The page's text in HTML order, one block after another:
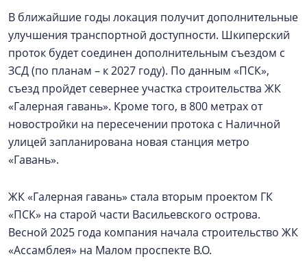
В ближайшие годы локация получит дополнительные
улучшения транспортной доступности. Шкиперский
проток будет соединен дополнительным съездом с
ЗСД (по планам – к 2027 году). По данным «ПСК»,
съезд пройдет севернее участка строительства ЖК
«Галерная гавань». Кроме того, в 800 метрах от
новостройки на пересечении протока с Наличной
улицей запланирована новая станция метро
«Гавань».
ЖК «Галерная гавань» стала вторым проектом ГК
«ПСК» на старой части Васильевского острова.
Весной 2025 года компания начала строительство ЖК
«Ассамблея» на Малом проспекте В.О.